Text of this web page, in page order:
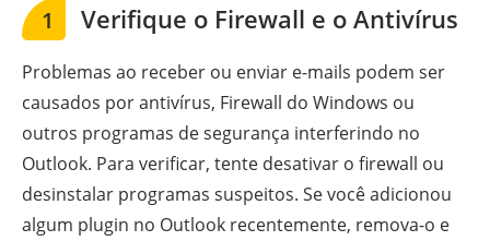
1 Verifique o Firewall e o Antivírus
Problemas ao receber ou enviar e-mails podem ser
causados por antivírus, Firewall do Windows ou
outros programas de segurança interferindo no
Outlook. Para verificar, tente desativar o firewall ou
desinstalar programas suspeitos. Se você adicionou
algum plugin no Outlook recentemente, remova-o e